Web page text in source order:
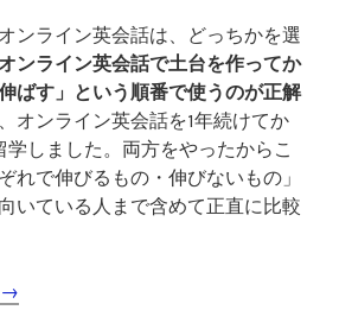
び
”
ンライン英会話は、どっちかを選
オンライン英会話で土台を作ってか
ばす」という順番で使うのが正解
オンライン英会話を1年続けてか
学しました。両方をやったからこ
れで伸びるもの・伸びないもの」
いている人まで含めて正直に比較
“
→